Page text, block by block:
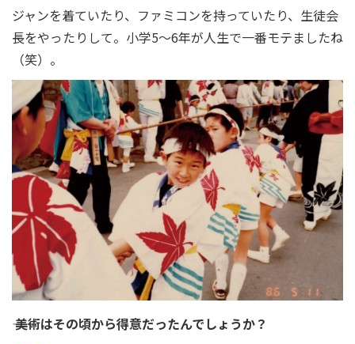
ジャンを着ていたり、ファミコンを持っていたり、生徒会
長をやったりして。小学5〜6年が人生で一番モテましたね
（笑）。
―― 美術はその頃から得意だったんでしょうか？